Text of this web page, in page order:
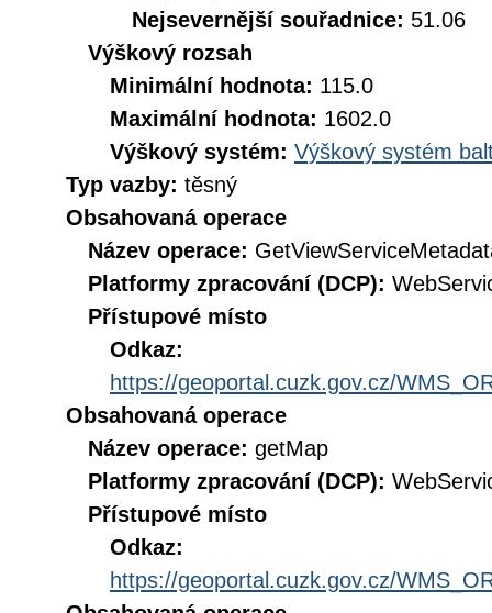
Nejsevernější souřadnice: 51.06
Výškový rozsah
Minimální hodnota: 115.0
Maximální hodnota: 1602.0
Výškový systém: Výškový systém
Typ vazby: těsný
Obsahovaná operace
Název operace:
Platformy zpracování (DCP):
Přístupové místo
Odkaz:
https://geoportal.cuzk.gov.cz/
Obsahovaná operace
Název operace: getMap
Platformy zpracování (DCP):
Přístupové místo
Odkaz:
https://geoportal.cuzk.gov.cz/